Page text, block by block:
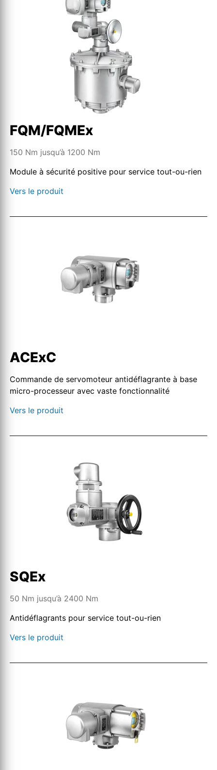
FQM/FQMEx
150 Nm jusqu’à 1200 Nm
Module à sécurité positive pour service tout-ou-rien
Vers le produit
ACExC
Commande de servomoteur antidéflagrante à base
micro-processeur avec vaste fonctionnalité
Vers le produit
SQEx
50 Nm jusqu’à 2400 Nm
Antidéflagrants pour service tout-ou-rien
Vers le produit